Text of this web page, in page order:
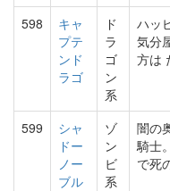
598
キャ
プテ
ンド
ラゴ
ド
ラ
ゴ
ン
系
ハッ
気分
方は
599
シャ
ドー
ノー
ブル
ゾ
ン
ビ
系
闇の
騎士
で死